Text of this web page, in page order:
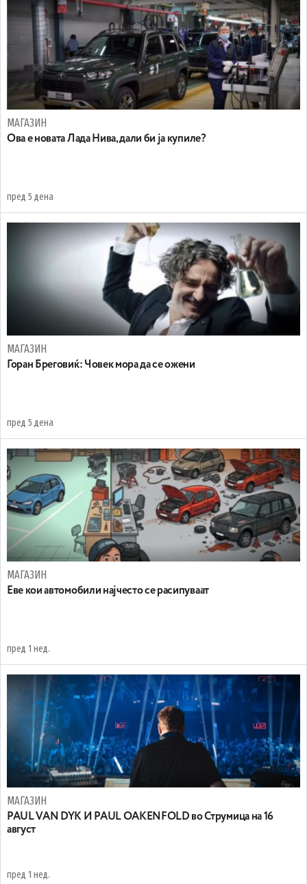
МАГАЗИН
Ова е новата Лада Нива, дали би ја купиле?
пред 5 дена
МАГАЗИН
Горан Бреговиќ: Човек мора да се ожени
пред 5 дена
МАГАЗИН
Еве кои автомобили најчесто се расипуваат
пред 1 нед.
МАГАЗИН
PAUL VAN DYK И PAUL OAKENFOLD во Струмица на 16
август
пред 1 нед.